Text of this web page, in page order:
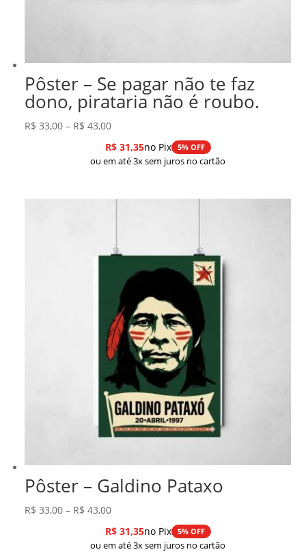
Pôster – Se pagar não te faz
dono, pirataria não é roubo.
R$ 33,00 – R$ 43,00Faixa
de
preço:
através
R$31,35no Pix 5% OFF
ou em até 3x sem juros no cartão
Pôster – Galdino Pataxo
R$ 33,00 – R$ 43,00Faixa
de
preço:
R$31,35no Pix 5% OFF
ou em até 3x sem juros no cartão